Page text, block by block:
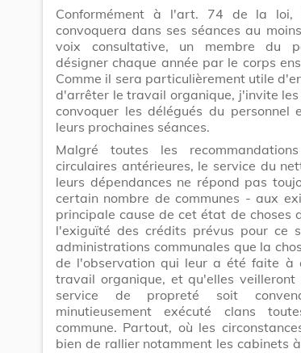
Conformément à l'art. 74 de la loi,
convoquera dans ses séances au
voix consultative, un membre du
désigner chaque année par le corps
Comme il sera particulièrement utile
d'arrêter le travail organique, j'invite les
convoquer les délégués du personnel
leurs prochaines séances.
Malgré toutes les
circulaires antérieures, le service du
leurs dépendances ne répond pas
certain nombre de communes - aux
principale cause de cet état de choses
l'exiguïté des crédits prévus pour ce
administrations communales que la
de l'observation qui leur a été faite à
travail organique, et qu'elles
service de propreté soit
minutieusement exécuté clans
commune. Partout, où les
bien de rallier notamment les cabinets